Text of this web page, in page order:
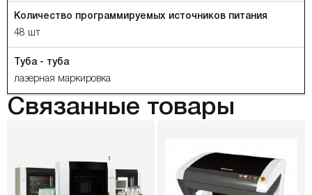
Количество программируемых источников питания
48 шт
Туба - туба
лазерная маркировка
Связанные товары